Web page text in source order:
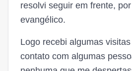
resolvi seguir em frente,
evangélico.
Logo recebi algumas
contato com algumas